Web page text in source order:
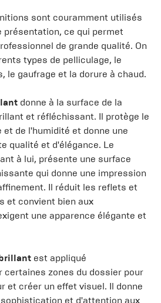
sont couramment utilisés
présentation, ce qui permet
de grande qualité. On
types de pelliculage, le
le gaufrage et la dorure à chaud.
donne à la surface de la
et réfléchissant. Il protège le
et de l'humidité et donne une
qualité et d'élégance. Le
à lui, présente une surface
qui donne une impression
Il réduit les reflets et
et convient bien aux
une apparence élégante et
est appliqué
certaines zones du dossier pour
et créer un effet visuel. Il donne
et d'attention aux